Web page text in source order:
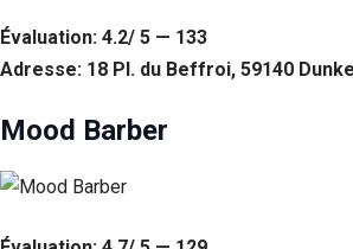
Évaluation: 4.2/ 5 — 133
Adresse: 18 Pl. du Beffroi, 59140
Mood Barber